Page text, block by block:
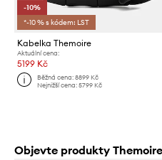
-10%
*-10 % s kódem: LST
Kabelka Themoire
Aktuální cena:
5199 Kč
Běžná cena:8899 Kč
Nejnižší cena:5799 Kč
Objevte produkty Themoire